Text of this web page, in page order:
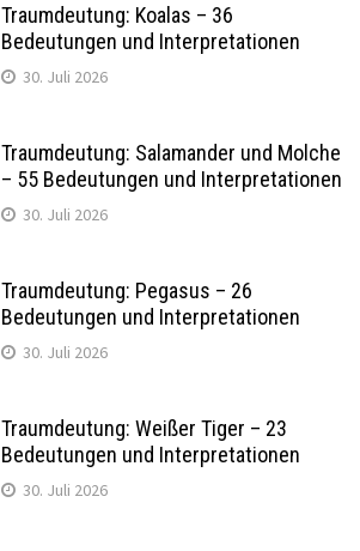
Traumdeutung: Koalas – 36
Bedeutungen und Interpretationen
30. Juli 2026
Traumdeutung: Salamander und Molche
– 55 Bedeutungen und Interpretationen
30. Juli 2026
Traumdeutung: Pegasus – 26
Bedeutungen und Interpretationen
30. Juli 2026
Traumdeutung: Weißer Tiger – 23
Bedeutungen und Interpretationen
30. Juli 2026